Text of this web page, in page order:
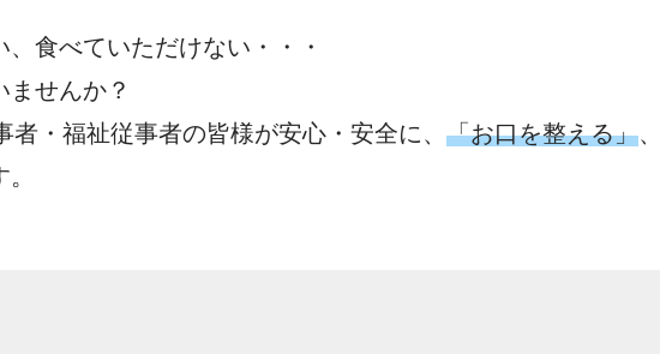
食べていただけない・・・
せんか？
者・福祉従事者の皆様が安心・安全に、 「お口を整える」、